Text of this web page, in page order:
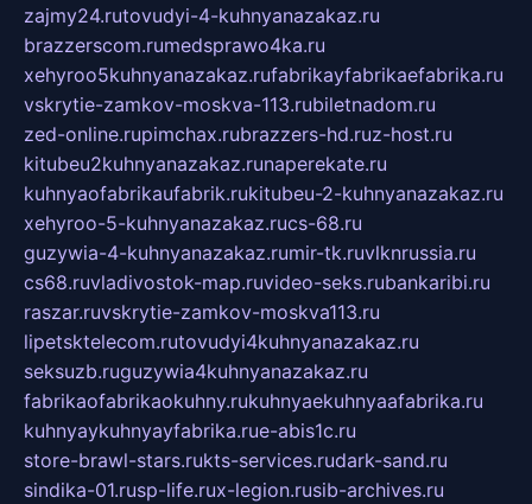
zajmy24.rutovudyi-4-kuhnyanazakaz.ru
brazzerscom.rumedsprawo4ka.ru
xehyroo5kuhnyanazakaz.rufabrikayfabrikaefabrika.ru
vskrytie-zamkov-moskva-113.rubiletnadom.ru
zed-online.rupimchax.rubrazzers-hd.ruz-host.ru
kitubeu2kuhnyanazakaz.runaperekate.ru
kuhnyaofabrikaufabrik.rukitubeu-2-kuhnyanazakaz.ru
xehyroo-5-kuhnyanazakaz.rucs-68.ru
guzywia-4-kuhnyanazakaz.rumir-tk.ruvlknrussia.ru
cs68.ruvladivostok-map.ruvideo-seks.rubankaribi.ru
raszar.ruvskrytie-zamkov-moskva113.ru
lipetsktelecom.rutovudyi4kuhnyanazakaz.ru
seksuzb.ruguzywia4kuhnyanazakaz.ru
fabrikaofabrikaokuhny.rukuhnyaekuhnyaafabrika.ru
kuhnyaykuhnyayfabrika.rue-abis1c.ru
store-brawl-stars.rukts-services.rudark-sand.ru
sindika-01.rusp-life.rux-legion.rusib-archives.ru